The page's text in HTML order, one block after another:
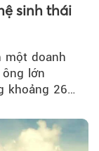
sinh thái
một doanh
lớn
khoảng 262